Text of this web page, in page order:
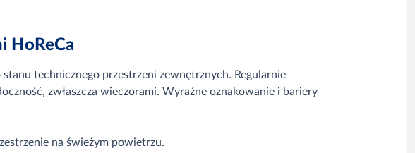
HoReCa
technicznego przestrzeni zewnętrznych. Regularnie
zwłaszcza wieczorami. Wyraźne oznakowanie i bariery
na świeżym powietrzu.